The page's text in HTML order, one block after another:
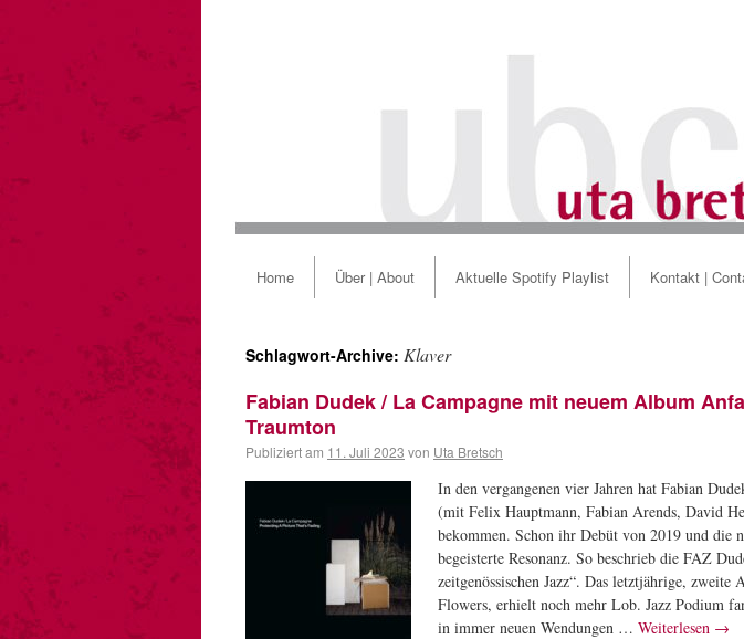
Home Über | About Aktuelle Spotify Playlist Kontakt |
Schlagwort-Archive: Klaver
Fabian Dudek / La Campagne mit neuem Album
Traumton
Publiziert am 11. Juli 2023 von Uta Bretsch
In den vergangenen vier Jahren hat Fabian
(mit Felix Hauptmann, Fabian Arends, David
bekommen. Schon ihr Debüt von 2019 und die
begeisterte Resonanz. So beschrieb die FAZ
zeitgenössischen Jazz“. Das letztjährige, zweite
Flowers, erhielt noch mehr Lob. Jazz Podium
in immer neuen Wendungen … Weiterlesen →